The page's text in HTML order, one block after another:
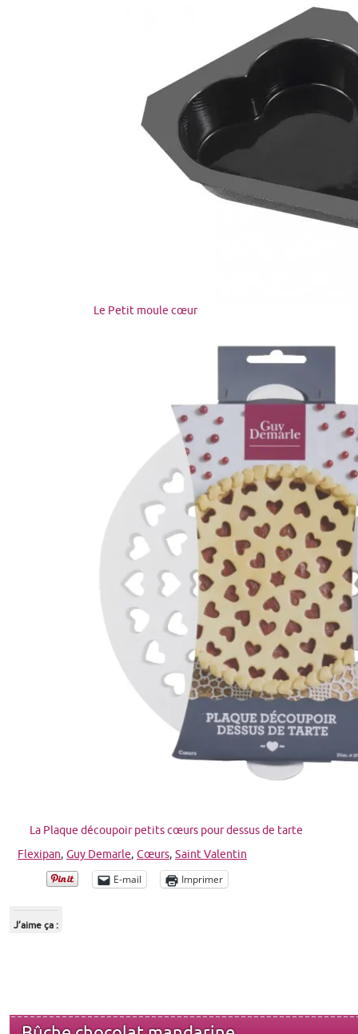
Le Petit moule cœur
La Plaque découpoir petits cœurs pour dessus de tarte
Flexipan, Guy Demarle, Cœurs, Saint Valentin
E-mail Imprimer
J’aime ça :